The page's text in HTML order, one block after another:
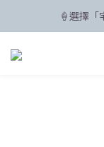
🛸 聯
🍦選擇「
🛸 聯